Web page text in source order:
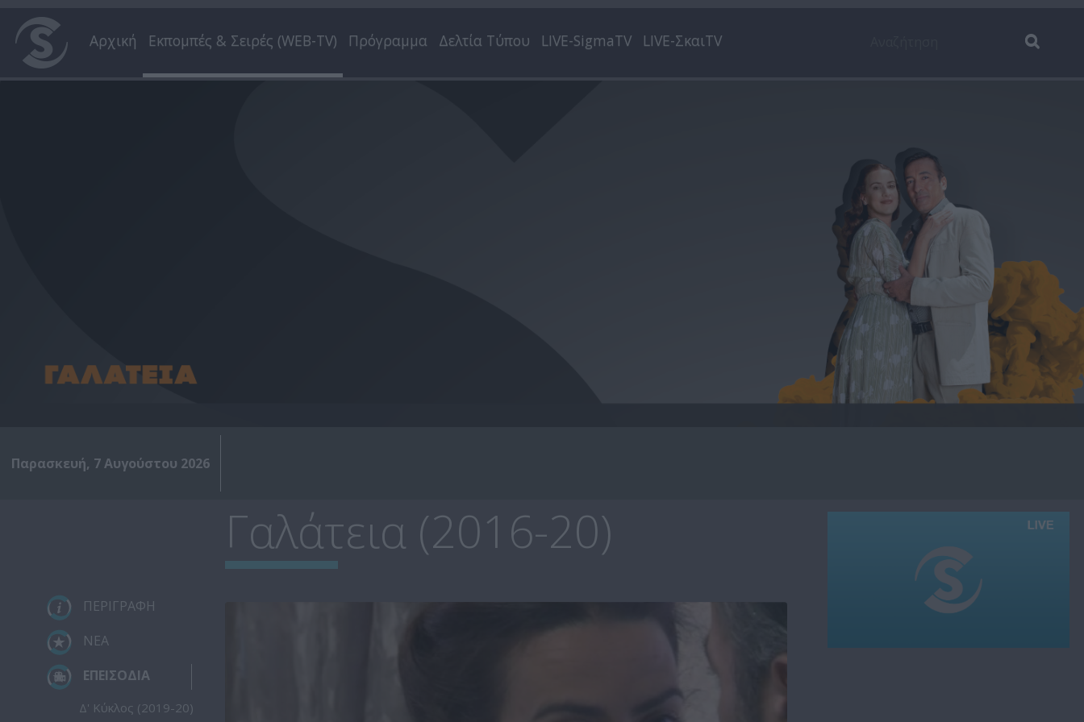
Αρχική Εκπομπές & Σειρές (WEB-TV) Πρόγραμμα Δελτία Τύπου LIVE-SigmaTV LIVE-ΣκαιTV
Παρασκευή, 7 Αυγούστου 2026
Γαλάτεια (2016-20)
ΠΕΡΙΓΡΑΦΗ
ΝΕΑ
ΕΠΕΙΣΟΔΙΑ
Δ' Κύκλος (2019-20)